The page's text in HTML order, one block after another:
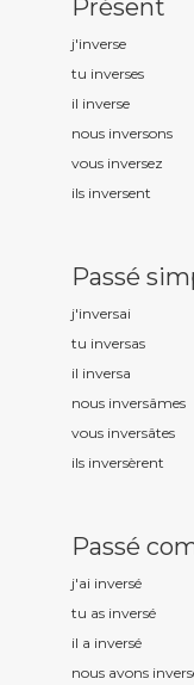
Présent
j'inverse
tu inverses
il inverse
nous inversons
vous inversez
ils inversent
Passé
j'inversai
tu inversas
il inversa
nous inversâmes
vous inversâtes
ils inversèrent
Passé
j'ai inversé
tu as inversé
il a inversé
nous avons invers